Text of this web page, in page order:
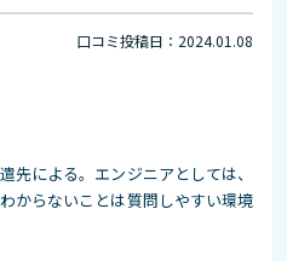
口コミ投稿日：2024.01.08
先による。エンジニアとしては、
からないことは質問しやすい環境